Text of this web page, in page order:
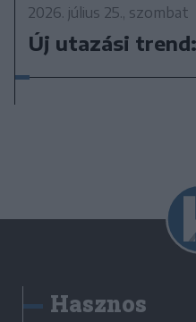
2026. július 25., szombat
Új utazási
Hasznos